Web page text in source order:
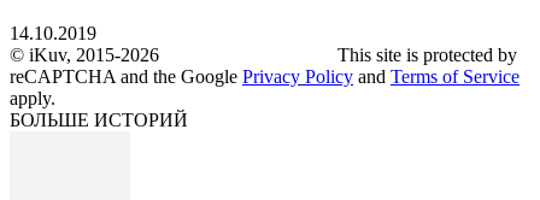
14.10.2019
© iKuv, 2015-2026 This site is protected by
reCAPTCHA and the Google Privacy Policy and Terms of Service
apply.
БОЛЬШЕ ИСТОРИЙ